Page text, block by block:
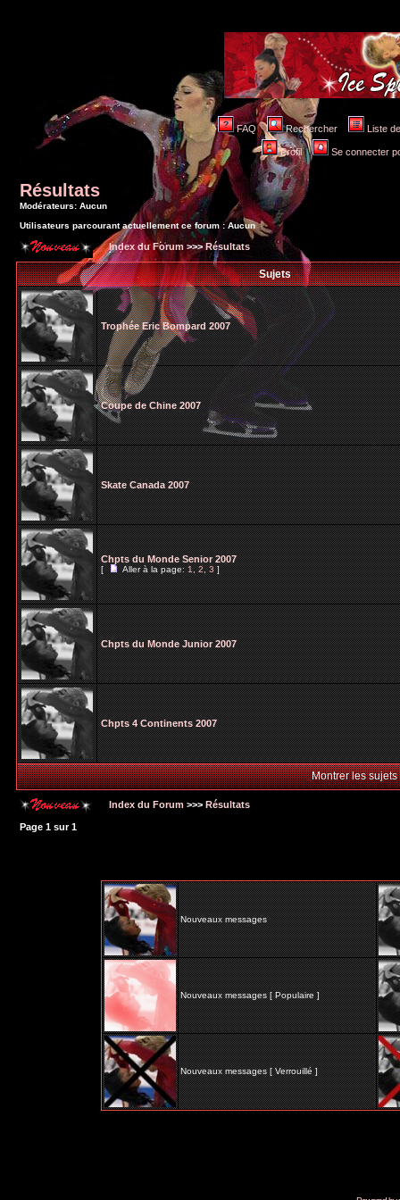
FAQ Rechercher Liste
Profil Se connecter
Résultats
Modérateurs: Aucun
Utilisateurs parcourant actuellement ce forum : Aucun
Index du Forum >>>Résultats
Sujets
Trophée Eric Bompard 2007
Coupe de Chine 2007
Skate Canada 2007
Chpts du Monde Senior 2007
[ Aller à la page:1,2,3]
Chpts du Monde Junior 2007
Chpts 4 Continents 2007
Montrer les
Index du Forum >>> Résultats
Page 1 sur1
Nouveaux messages
Nouveaux messages [ Populaire ]
Nouveaux messages [ Verrouillé ]